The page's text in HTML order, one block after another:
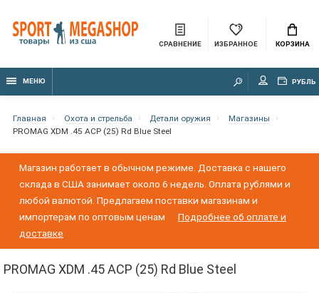
СРАВНЕНИЕ ИЗБРАННОЕ КОРЗИНА
МЕНЮ РУБЛЬ
Главная Охота и стрельба Детали оружия
Магазины
PROMAG XDM .45 ACP (25) Rd Blue Steel
Магазин работает в обычном режиме. Доставка с нашего
склада в США занимает около 6 недель. Оплата рублями и
любой валютой. Предлагаем поставки магазинам и
импортерам по оптовым ценам
Подробнее об оплате и
доставке
PROMAG XDM .45 ACP (25) Rd Blue Steel